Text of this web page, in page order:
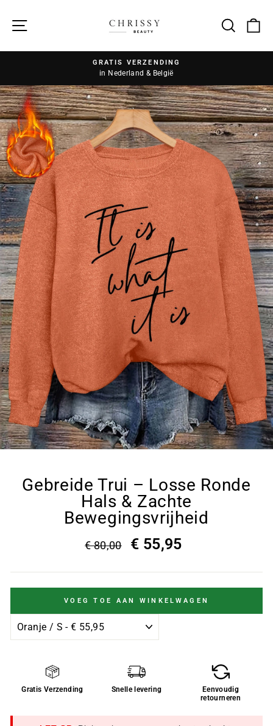
Zoek
GRATIS VERZENDING
in Nederland & België
Gebreide Trui – Losse Ronde
Hals & Zachte
Bewegingsvrijheid
€ 80,00 € 55,95
VOEG TOE AAN WINKELWAGEN
Gratis Verzending Snelle levering
Eenvoudig
retourneren